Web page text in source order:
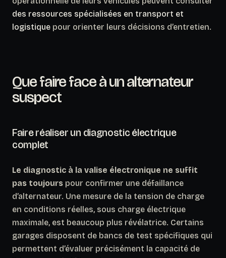
des ressources spécialisées en transport et
logistique pour orienter leurs décisions d’entretien.
Que faire face à un alternateur
suspect
Faire réaliser un diagnostic électrique
complet
Le diagnostic à la valise électronique ne suffit
pas toujours pour confirmer une défaillance
d’alternateur. Une mesure de la tension de charge
en conditions réelles, sous charge électrique
maximale, est beaucoup plus révélatrice. Certains
garages disposent de bancs de test spécifiques qui
permettent d’évaluer précisément la capacité de